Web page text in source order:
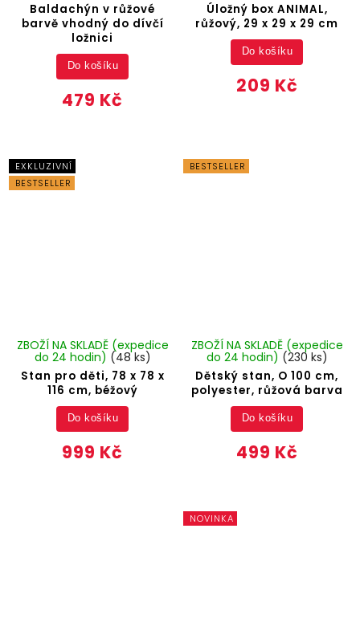
Baldachýn v růžové
barvě vhodný do dívčí
ložnici
479 Kč
Do košíku
Úložný box ANIMAL,
růžový, 29 x 29 x 29 cm
209 Kč
Do košíku
EXKLUZIVNÍ
BESTSELLER
Stan pro děti, 78 x 78 x
116 cm, béžový
ZBOŽÍ NA SKLADĚ (expedice
do 24 hodin) (48 ks)
999 Kč
Do košíku
BESTSELLER
Dětský stan, O 100 cm,
polyester, růžová barva
ZBOŽÍ NA SKLADĚ (expedice
do 24 hodin) (230 ks)
499 Kč
Do košíku
NOVINKA